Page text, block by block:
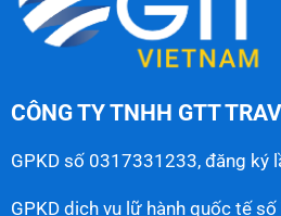
CÔNG TY TNHH GTT
GPKD số 0317331233, đăng ký
GPKD dịch vụ lữ hành quốc tế